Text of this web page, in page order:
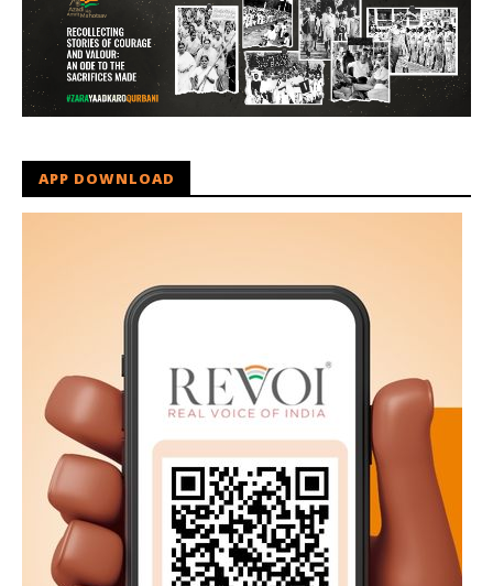
APP DOWNLOAD